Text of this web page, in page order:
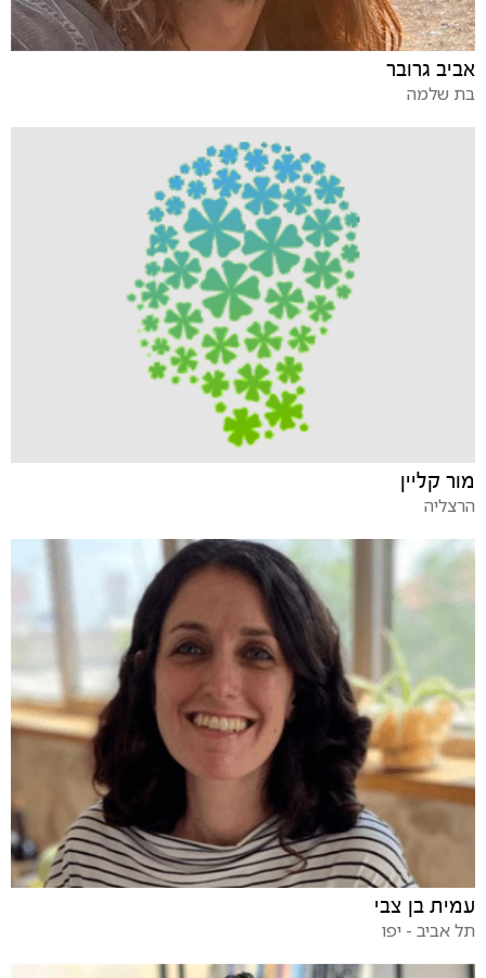
אביב גרובר
בת שלמה
מור קליין
הרצליה
עמית בן צבי
תל אביב - יפו